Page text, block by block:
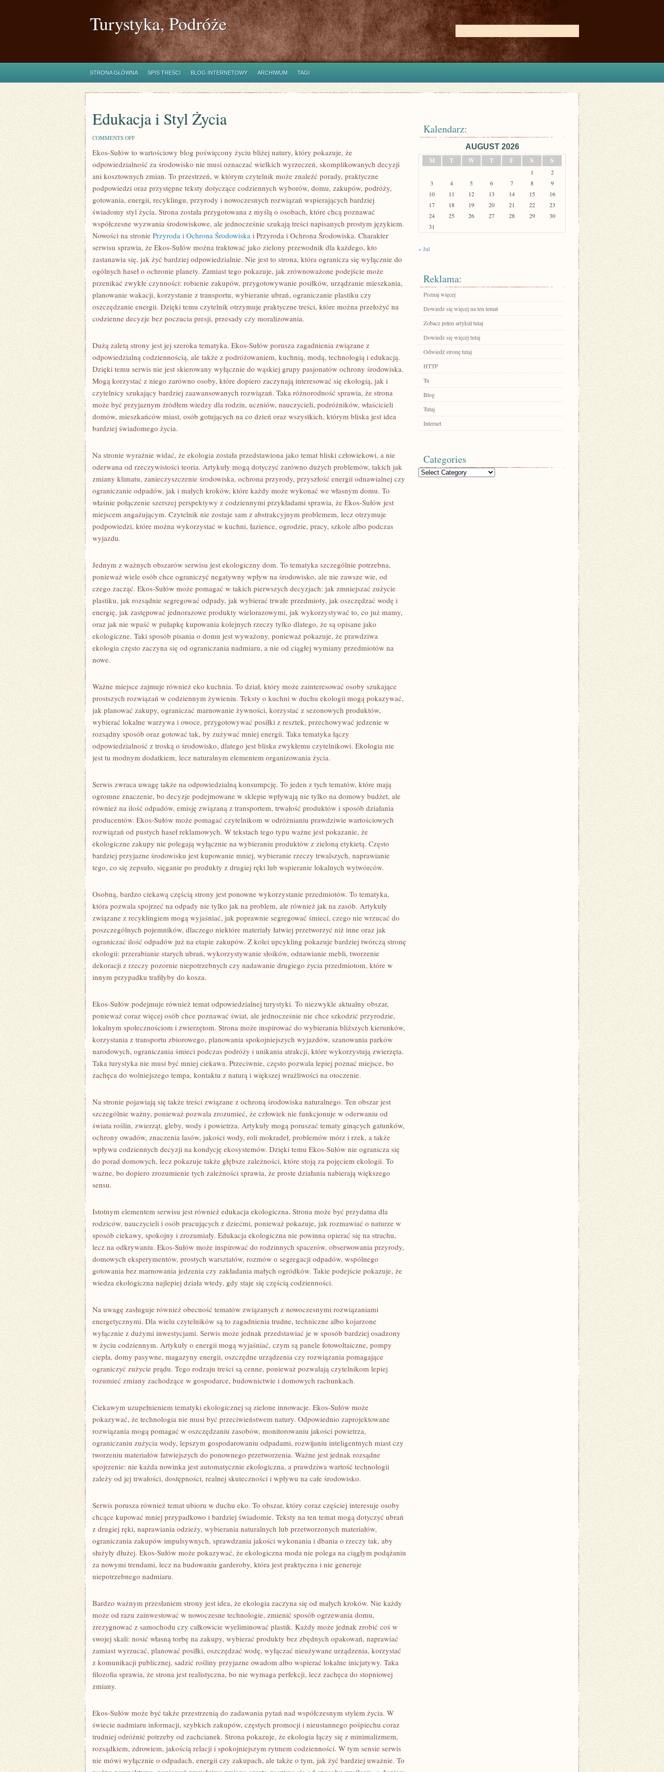
Turystyka, Podróże
STRONA GŁÓWNA SPIS TREŚCI BLOG INTERNETOWY ARCHIWUM TAGI
Edukacja i Styl Życia
COMMENTS OFFON
I
ŻYCIA
Ekos-Sułów to wartościowy blog poświęcony życiu bliżej natury, który pokazuje, że
odpowiedzialność za środowisko nie musi oznaczać wielkich wyrzeczeń, skomplikowanych decyzji
ani kosztownych zmian. To przestrzeń, w którym czytelnik może znaleźć porady, praktyczne
podpowiedzi oraz przystępne teksty dotyczące codziennych wyborów, domu, zakupów, podróży,
gotowania, energii, recyklingu, przyrody i nowoczesnych rozwiązań wspierających bardziej
świadomy styl życia. Strona została przygotowana z myślą o osobach, które chcą poznawać
współczesne wyzwania środowiskowe, ale jednocześnie szukają treści napisanych prostym językiem.
Nowości na stronie Przyroda i Ochrona Środowiska i Przyroda i Ochrona Środowiska. Charakter
serwisu sprawia, że Ekos-Sułów można traktować jako zielony przewodnik dla każdego, kto
zastanawia się, jak żyć bardziej odpowiedzialnie. Nie jest to strona, która ogranicza się wyłącznie do
ogólnych haseł o ochronie planety. Zamiast tego pokazuje, jak zrównoważone podejście może
przenikać zwykłe czynności: robienie zakupów, przygotowywanie posiłków, urządzanie mieszkania,
planowanie wakacji, korzystanie z transportu, wybieranie ubrań, ograniczanie plastiku czy
oszczędzanie energii. Dzięki temu czytelnik otrzymuje praktyczne treści, które można przełożyć na
codzienne decyzje bez poczucia presji, przesady czy moralizowania.
Dużą zaletą strony jest jej szeroka tematyka. Ekos-Sułów porusza zagadnienia związane z
odpowiedzialną codziennością, ale także z podróżowaniem, kuchnią, modą, technologią i edukacją.
Dzięki temu serwis nie jest skierowany wyłącznie do wąskiej grupy pasjonatów ochrony środowiska.
Mogą korzystać z niego zarówno osoby, które dopiero zaczynają interesować się ekologią, jak i
czytelnicy szukający bardziej zaawansowanych rozwiązań. Taka różnorodność sprawia, że strona
może być przyjaznym źródłem wiedzy dla rodzin, uczniów, nauczycieli, podróżników, właścicieli
domów, mieszkańców miast, osób gotujących na co dzień oraz wszystkich, którym bliska jest idea
bardziej świadomego życia.
Na stronie wyraźnie widać, że ekologia została przedstawiona jako temat bliski człowiekowi, a nie
oderwana od rzeczywistości teoria. Artykuły mogą dotyczyć zarówno dużych problemów, takich jak
zmiany klimatu, zanieczyszczenie środowiska, ochrona przyrody, przyszłość energii odnawialnej czy
ograniczanie odpadów, jak i małych kroków, które każdy może wykonać we własnym domu. To
właśnie połączenie szerszej perspektywy z codziennymi przykładami sprawia, że Ekos-Sułów jest
miejscem angażującym. Czytelnik nie zostaje sam z abstrakcyjnym problemem, lecz otrzymuje
podpowiedzi, które można wykorzystać w kuchni, łazience, ogrodzie, pracy, szkole albo podczas
wyjazdu.
Jednym z ważnych obszarów serwisu jest ekologiczny dom. To tematyka szczególnie potrzebna,
ponieważ wiele osób chce ograniczyć negatywny wpływ na środowisko, ale nie zawsze wie, od
czego zacząć. Ekos-Sułów może pomagać w takich pierwszych decyzjach: jak zmniejszać zużycie
plastiku, jak rozsądnie segregować odpady, jak wybierać trwałe przedmioty, jak oszczędzać wodę i
energię, jak zastępować jednorazowe produkty wielorazowymi, jak wykorzystywać to, co już mamy,
oraz jak nie wpaść w pułapkę kupowania kolejnych rzeczy tylko dlatego, że są opisane jako
ekologiczne. Taki sposób pisania o domu jest wyważony, ponieważ pokazuje, że prawdziwa
ekologia często zaczyna się od ograniczania nadmiaru, a nie od ciągłej wymiany przedmiotów na
nowe.
Ważne miejsce zajmuje również eko kuchnia. To dział, który może zainteresować osoby szukające
prostszych rozwiązań w codziennym żywieniu. Teksty o kuchni w duchu ekologii mogą pokazywać,
jak planować zakupy, ograniczać marnowanie żywności, korzystać z sezonowych produktów,
wybierać lokalne warzywa i owoce, przygotowywać posiłki z resztek, przechowywać jedzenie w
rozsądny sposób oraz gotować tak, by zużywać mniej energii. Taka tematyka łączy
odpowiedzialność z troską o środowisko, dlatego jest bliska zwykłemu czytelnikowi. Ekologia nie
jest tu modnym dodatkiem, lecz naturalnym elementem organizowania życia.
Serwis zwraca uwagę także na odpowiedzialną konsumpcję. To jeden z tych tematów, które mają
ogromne znaczenie, bo decyzje podejmowane w sklepie wpływają nie tylko na domowy budżet, ale
również na ilość odpadów, emisję związaną z transportem, trwałość produktów i sposób działania
producentów. Ekos-Sułów może pomagać czytelnikom w odróżnianiu prawdziwie wartościowych
rozwiązań od pustych haseł reklamowych. W tekstach tego typu ważne jest pokazanie, że
ekologiczne zakupy nie polegają wyłącznie na wybieraniu produktów z zieloną etykietą. Często
bardziej przyjazne środowisku jest kupowanie mniej, wybieranie rzeczy trwalszych, naprawianie
tego, co się zepsuło, sięganie po produkty z drugiej ręki lub wspieranie lokalnych wytwórców.
Osobną, bardzo ciekawą częścią strony jest ponowne wykorzystanie przedmiotów. To tematyka,
która pozwala spojrzeć na odpady nie tylko jak na problem, ale również jak na zasób. Artykuły
związane z recyklingiem mogą wyjaśniać, jak poprawnie segregować śmieci, czego nie wrzucać do
poszczególnych pojemników, dlaczego niektóre materiały łatwiej przetworzyć niż inne oraz jak
ograniczać ilość odpadów już na etapie zakupów. Z kolei upcykling pokazuje bardziej twórczą stronę
ekologii: przerabianie starych ubrań, wykorzystywanie słoików, odnawianie mebli, tworzenie
dekoracji z rzeczy pozornie niepotrzebnych czy nadawanie drugiego życia przedmiotom, które w
innym przypadku trafiłyby do kosza.
Ekos-Sułów podejmuje również temat odpowiedzialnej turystyki. To niezwykle aktualny obszar,
ponieważ coraz więcej osób chce poznawać świat, ale jednocześnie nie chce szkodzić przyrodzie,
lokalnym społecznościom i zwierzętom. Strona może inspirować do wybierania bliższych kierunków,
korzystania z transportu zbiorowego, planowania spokojniejszych wyjazdów, szanowania parków
narodowych, ograniczania śmieci podczas podróży i unikania atrakcji, które wykorzystują zwierzęta.
Taka turystyka nie musi być mniej ciekawa. Przeciwnie, często pozwala lepiej poznać miejsce, bo
zachęca do wolniejszego tempa, kontaktu z naturą i większej wrażliwości na otoczenie.
Na stronie pojawiają się także treści związane z ochroną środowiska naturalnego. Ten obszar jest
szczególnie ważny, ponieważ pozwala zrozumieć, że człowiek nie funkcjonuje w oderwaniu od
świata roślin, zwierząt, gleby, wody i powietrza. Artykuły mogą poruszać tematy ginących gatunków,
ochrony owadów, znaczenia lasów, jakości wody, roli mokradeł, problemów mórz i rzek, a także
wpływu codziennych decyzji na kondycję ekosystemów. Dzięki temu Ekos-Sułów nie ogranicza się
do porad domowych, lecz pokazuje także głębsze zależności, które stoją za pojęciem ekologii. To
ważne, bo dopiero zrozumienie tych zależności sprawia, że proste działania nabierają większego
sensu.
Istotnym elementem serwisu jest również edukacja ekologiczna. Strona może być przydatna dla
rodziców, nauczycieli i osób pracujących z dziećmi, ponieważ pokazuje, jak rozmawiać o naturze w
sposób ciekawy, spokojny i zrozumiały. Edukacja ekologiczna nie powinna opierać się na strachu,
lecz na odkrywaniu. Ekos-Sułów może inspirować do rodzinnych spacerów, obserwowania przyrody,
domowych eksperymentów, prostych warsztatów, rozmów o segregacji odpadów, wspólnego
gotowania bez marnowania jedzenia czy zakładania małych ogródków. Takie podejście pokazuje, że
wiedza ekologiczna najlepiej działa wtedy, gdy staje się częścią codzienności.
Na uwagę zasługuje również obecność tematów związanych z nowoczesnymi rozwiązaniami
energetycznymi. Dla wielu czytelników są to zagadnienia trudne, techniczne albo kojarzone
wyłącznie z dużymi inwestycjami. Serwis może jednak przedstawiać je w sposób bardziej osadzony
w życiu codziennym. Artykuły o energii mogą wyjaśniać, czym są panele fotowoltaiczne, pompy
ciepła, domy pasywne, magazyny energii, oszczędne urządzenia czy rozwiązania pomagające
ograniczyć zużycie prądu. Tego rodzaju treści są cenne, ponieważ pozwalają czytelnikom lepiej
rozumieć zmiany zachodzące w gospodarce, budownictwie i domowych rachunkach.
Ciekawym uzupełnieniem tematyki ekologicznej są zielone innowacje. Ekos-Sułów może
pokazywać, że technologia nie musi być przeciwieństwem natury. Odpowiednio zaprojektowane
rozwiązania mogą pomagać w oszczędzaniu zasobów, monitorowaniu jakości powietrza,
ograniczaniu zużycia wody, lepszym gospodarowaniu odpadami, rozwijaniu inteligentnych miast czy
tworzeniu materiałów łatwiejszych do ponownego przetworzenia. Ważne jest jednak rozsądne
spojrzenie: nie każda nowinka jest automatycznie ekologiczna, a prawdziwa wartość technologii
zależy od jej trwałości, dostępności, realnej skuteczności i wpływu na całe środowisko.
Serwis porusza również temat ubioru w duchu eko. To obszar, który coraz częściej interesuje osoby
chcące kupować mniej przypadkowo i bardziej świadomie. Teksty na ten temat mogą dotyczyć ubrań
z drugiej ręki, naprawiania odzieży, wybierania naturalnych lub przetworzonych materiałów,
ograniczania zakupów impulsywnych, sprawdzania jakości wykonania i dbania o rzeczy tak, aby
służyły dłużej. Ekos-Sułów może pokazywać, że ekologiczna moda nie polega na ciągłym podążaniu
za nowymi trendami, lecz na budowaniu garderoby, która jest praktyczna i nie generuje
niepotrzebnego nadmiaru.
Bardzo ważnym przesłaniem strony jest idea, że ekologia zaczyna się od małych kroków. Nie każdy
może od razu zainwestować w nowoczesne technologie, zmienić sposób ogrzewania domu,
zrezygnować z samochodu czy całkowicie wyeliminować plastik. Każdy może jednak zrobić coś w
swojej skali: nosić własną torbę na zakupy, wybierać produkty bez zbędnych opakowań, naprawiać
zamiast wyrzucać, planować posiłki, oszczędzać wodę, wyłączać nieużywane urządzenia, korzystać
z komunikacji publicznej, sadzić rośliny przyjazne owadom albo wspierać lokalne inicjatywy. Taka
filozofia sprawia, że strona jest realistyczna, bo nie wymaga perfekcji, lecz zachęca do stopniowej
zmiany.
Ekos-Sułów może być także przestrzenią do zadawania pytań nad współczesnym stylem życia. W
świecie nadmiaru informacji, szybkich zakupów, częstych promocji i nieustannego pośpiechu coraz
trudniej odróżnić potrzeby od zachcianek. Strona pokazuje, że ekologia łączy się z minimalizmem,
rozsądkiem, zdrowiem, jakością relacji i spokojniejszym rytmem codzienności. W tym sensie serwis
nie mówi wyłącznie o odpadach, energii czy zakupach, ale także o tym, jak żyć bardziej uważnie. To
Kalendarz:
AUGUST 2026
M
T W T F S S
1
2
3
4 5 6 7 8
9
10
11 12 13 14 15
16
17
18 19 20 21 22
23
24
25 26 27 28 29
30
31
« Jul
Reklama:
Poznaj więcej
Dowiedz się więcej na ten temat
Zobacz pełen artykuł tutaj
Dowiedz się więcej tutaj
Odwiedź stronę tutaj
HTTP
Tu
Blog
Tutaj
Internet
Categories
Categories